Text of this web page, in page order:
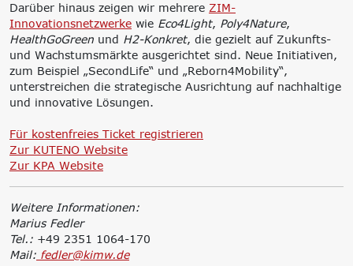
Darüber hinaus zeigen wir mehrere ZIM-
Innovationsnetzwerke wie Eco4Light, Poly4Nature,
HealthGoGreen und H2-Konkret, die gezielt auf Zukunfts-
und Wachstumsmärkte ausgerichtet sind. Neue Initiativen,
zum Beispiel „SecondLife“ und „Reborn4Mobility“,
unterstreichen die strategische Ausrichtung auf nachhaltige
und innovative Lösungen.
Für kostenfreies Ticket registrieren
Zur KUTENO Website
Zur KPA Website
Weitere Informationen:
Marius Fedler
Tel.: +49 2351 1064-170
Mail: fedler@kimw.de